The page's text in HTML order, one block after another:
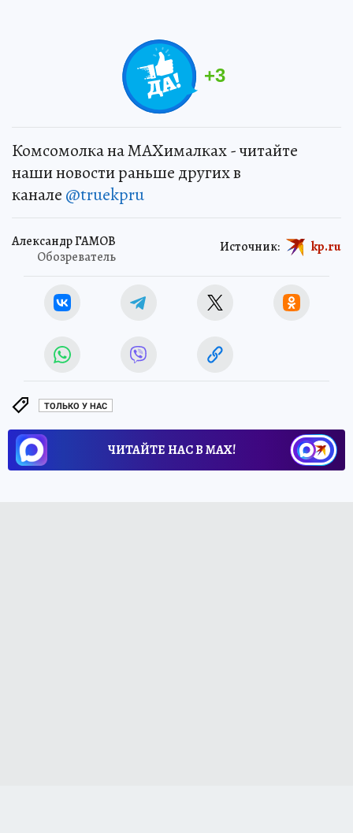
+3
Комсомолка на MAXималках - читайте
наши новости раньше других в
канале @truekpru
Александр ГАМОВ
Обозреватель
Источник: kp.ru
ТОЛЬКО У НАС
ЧИТАЙТЕ НАС В МАХ!